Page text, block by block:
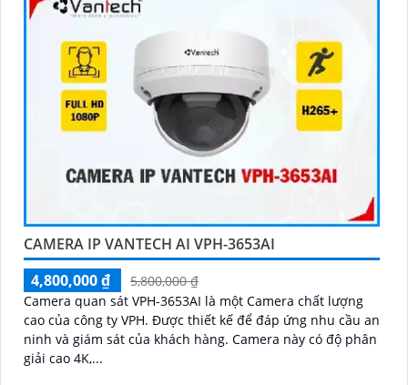
CAMERA IP VANTECH AI VPH-3653AI
4,800,000 ₫
5,800,000 ₫
Camera quan sát VPH-3653AI là một Camera chất lượng
cao của công ty VPH. Được thiết kế để đáp ứng nhu cầu an
ninh và giám sát của khách hàng. Camera này có độ phân
giải cao 4K,...